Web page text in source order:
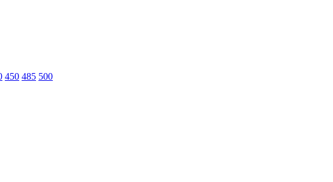
450 485 500